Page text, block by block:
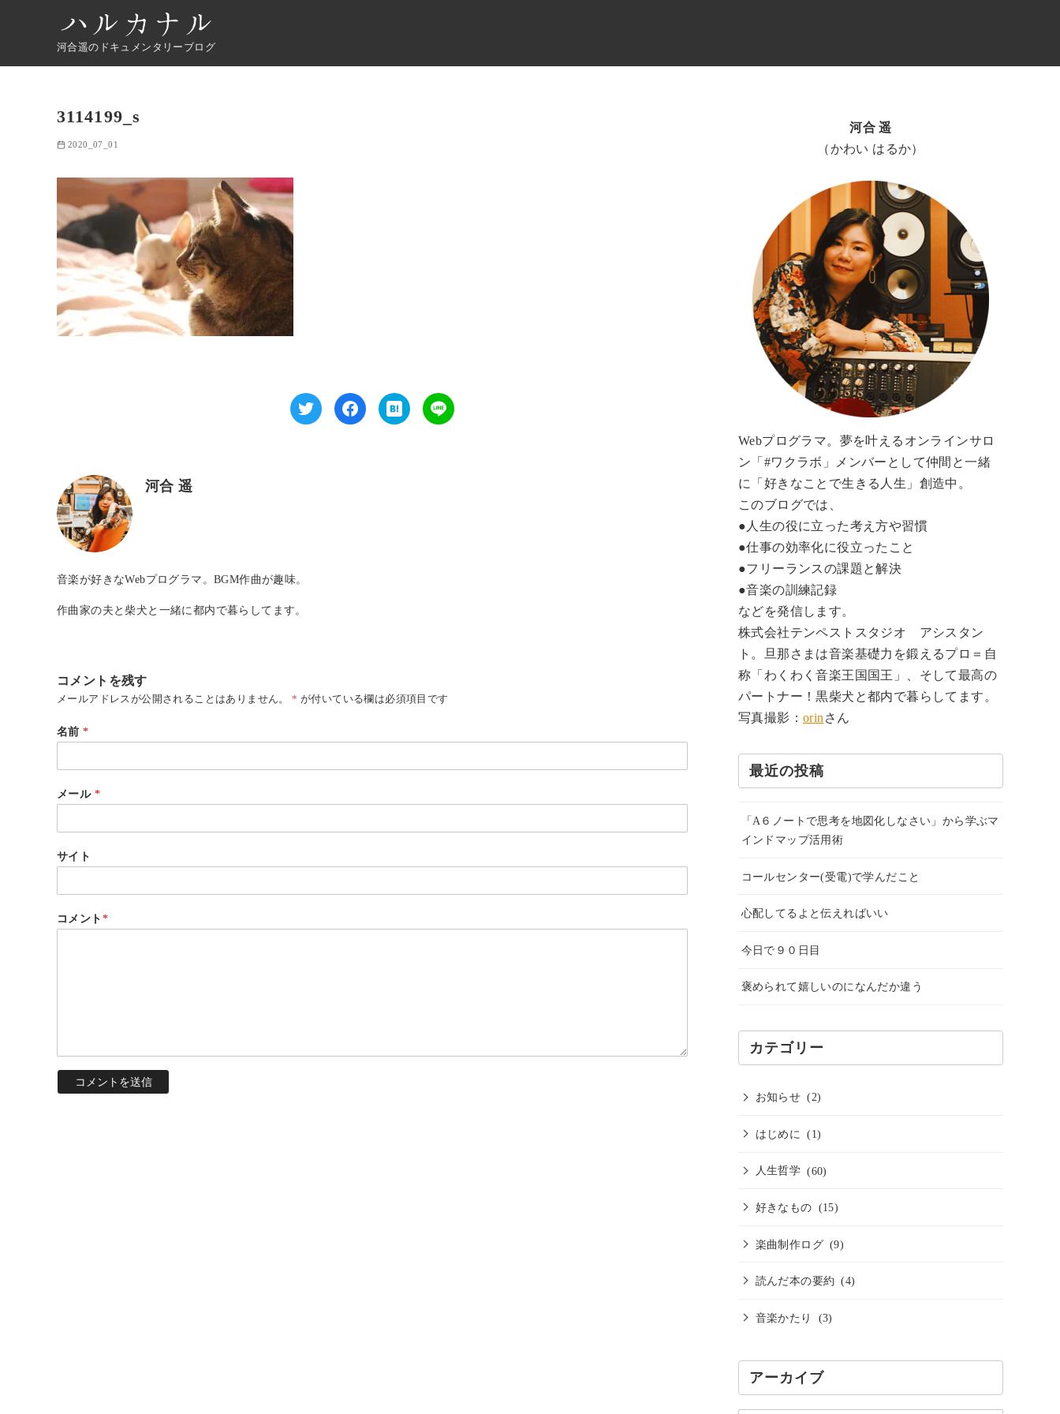
河合遥のドキュメンタリーブログ
3114199_s
2020_07_01
河合 遥
音楽が好きなWebプログラマ。BGM作曲が趣味。
作曲家の夫と柴犬と一緒に都内で暮らしてます。
コメントを残す
メールアドレスが公開されることはありません。 * が付いている欄は必須項目です
名前*
メール *
サイト
コメント*
河合 遥
（かわい はるか）
Webプログラマ。夢を叶えるオンラインサロ
ン「#ワクラボ」メンバーとして仲間と一緒
に「好きなことで生きる人生」創造中。
このブログでは、
●人生の役に立った考え方や習慣
●仕事の効率化に役立ったこと
●フリーランスの課題と解決
●音楽の訓練記録
などを発信します。
株式会社テンペストスタジオ アシスタン
ト。旦那さまは音楽基礎力を鍛えるプロ＝自
称「わくわく音楽王国国王」、そして最高の
パートナー！黒柴犬と都内で暮らしてます。
写真撮影： orin さん
最近の投稿
「A６ノートで思考を地図化しなさい」から学ぶマ
インドマップ活用術
コールセンター(受電)で学んだこと
心配してるよと伝えればいい
今日で９０日目
褒められて嬉しいのになんだか違う
カテゴリー
お知らせ (2)
はじめに (1)
人生哲学 (60)
好きなもの (15)
楽曲制作ログ (9)
読んだ本の要約 (4)
音楽かたり (3)
アーカイブ